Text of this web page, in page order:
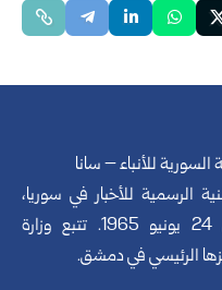
السورية للأنباء – سانا
الرسمية للأخبار في سوريا،
تأسست في 24 يونيو 1965. تتبع وزارة
الرئيسي في دمشق.